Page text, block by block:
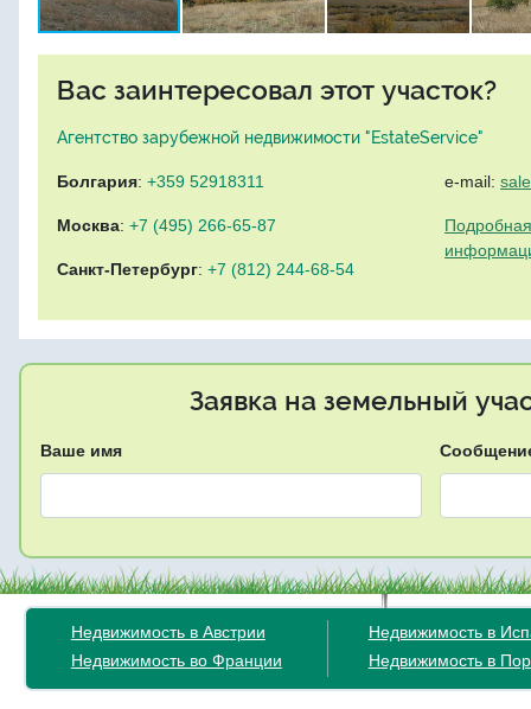
Вас заинтересовал этот участок?
Агентство зарубежной недвижимости "EstateService"
Болгария: +359 52918311
Москва: +7 (495) 266-65-87
Санкт-Петербург: +7 (812) 244-68-54
e-mail:
Заявка на земельный
Ваше имя
Недвижимость в Австрии
Недвижимость во Франции
Недвижимость в
Недвижимость в